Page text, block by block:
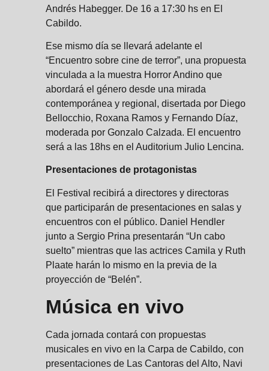
Andrés Habegger. De 16 a 17:30 hs en El
Cabildo.
Ese mismo día se llevará adelante el
“Encuentro sobre cine de terror”, una propuesta
vinculada a la muestra Horror Andino que
abordará el género desde una mirada
contemporánea y regional, disertada por Diego
Bellocchio, Roxana Ramos y Fernando Díaz,
moderada por Gonzalo Calzada. El encuentro
será a las 18hs en el Auditorium Julio Lencina.
Presentaciones de protagonistas
El Festival recibirá a directores y directoras
que participarán de presentaciones en salas y
encuentros con el público. Daniel Hendler
junto a Sergio Prina presentarán “Un cabo
suelto” mientras que las actrices Camila y Ruth
Plaate harán lo mismo en la previa de la
proyección de “Belén”.
Música en vivo
Cada jornada contará con propuestas
musicales en vivo en la Carpa de Cabildo, con
presentaciones de Las Cantoras del Alto, Navi